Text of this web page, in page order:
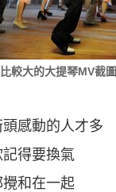
比較大的大提琴MV截圖
感動的人才多
得要換氣
和在一起